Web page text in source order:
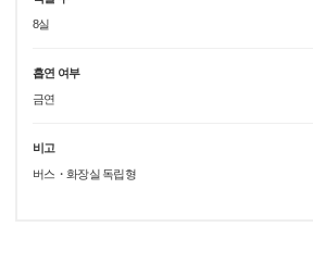
8실
흡연 여부
금연
비고
버스・화장실 독립형